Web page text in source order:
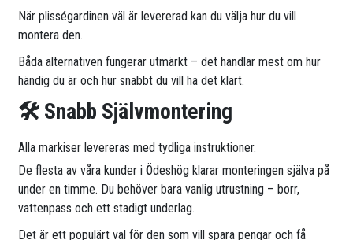
När plisségardinen väl är levererad kan du välja hur du vill
montera den.
Båda alternativen fungerar utmärkt – det handlar mest om hur
händig du är och hur snabbt du vill ha det klart.
🛠 Snabb Självmontering
Alla markiser levereras med tydliga instruktioner.
De flesta av våra kunder i Ödeshög klarar monteringen själva på
under en timme. Du behöver bara vanlig utrustning – borr,
vattenpass och ett stadigt underlag.
Det är ett populärt val för den som vill spara pengar och få